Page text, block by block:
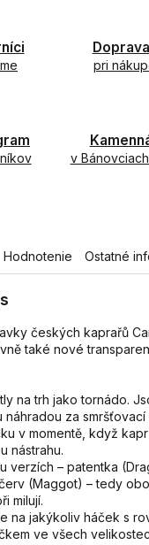
pri
v
Hodnotenie Ostatné
českých kaprařů
také nové
na trh jako tornádo.
za smršťovací
v momentě, když
nástrahu.
verzích – patentka
(Maggot) – tedy
milují.
na jakýkoliv háček s
ve všech